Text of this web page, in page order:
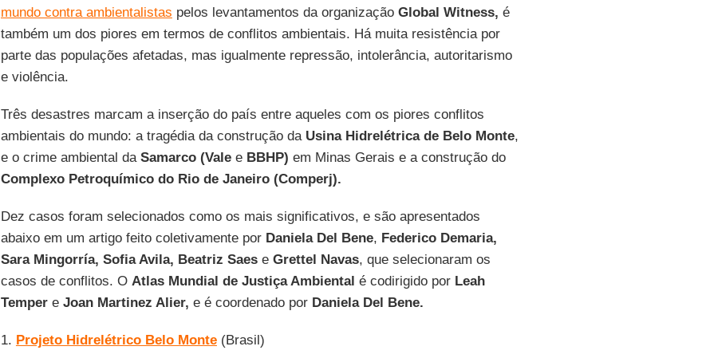
mundo contra ambientalistas pelos levantamentos da organização Global Witness, é
também um dos piores em termos de conflitos ambientais. Há muita resistência por
parte das populações afetadas, mas igualmente repressão, intolerância, autoritarismo
e violência.
Três desastres marcam a inserção do país entre aqueles com os piores conflitos
ambientais do mundo: a tragédia da construção da Usina Hidrelétrica de Belo Monte,
e o crime ambiental da Samarco (Valee BBHP) em Minas Gerais e a construção do
Complexo Petroquímico do Rio de Janeiro (Comperj).
Dez casos foram selecionados como os mais significativos, e são apresentados
abaixo em um artigo feito coletivamente por Daniela Del Bene, Federico Demaria,
Sara Mingorría, Sofia Avila, Beatriz SaeseGrettel Navas, que selecionaram os
casos de conflitos. O Atlas Mundial de Justiça Ambiental é codirigido por Leah
Tempere Joan Martinez Alier, e é coordenado por Daniela Del Bene.
1. Projeto Hidrelétrico Belo Monte(Brasil)